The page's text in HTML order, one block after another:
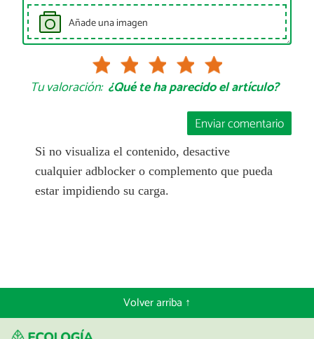
Añade una imagen
Tu valoración: ¿Qué te ha parecido el artículo?
Enviar comentario
Si no visualiza el contenido, desactive
cualquier adblocker o complemento que pueda
estar impidiendo su carga.
Volver arriba ↑